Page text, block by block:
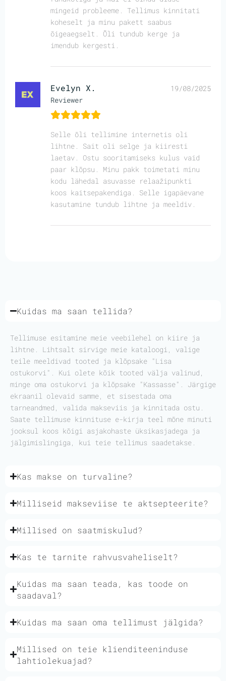
mingeid probleeme. Tellimus kinnitati
koheselt ja minu pakett saabus
õigeaegselt. Õli tundub kerge ja
imendub kergesti.
Evelyn X.
Reviewer
19/08/2025
Selle õli tellimine internetis oli
lihtne. Sait oli selge ja kiiresti
laetav. Ostu sooritamiseks kulus vaid
paar klõpsu. Minu pakk toimetati minu
kodu lähedal asuvasse relaažipunkti
koos kaitsepakendiga. Selle igapäevane
kasutamine tundub lihtne ja meeldiv.
Kuidas ma saan tellida?
Tellimuse esitamine meie veebilehel on kiire ja
lihtne. Lihtsalt sirvige meie kataloogi, valige
teile meeldivad tooted ja klõpsake "Lisa
ostukorvi". Kui olete kõik tooted välja valinud,
minge oma ostukorvi ja klõpsake "Kassasse". Järgige
ekraanil olevaid samme, et sisestada oma
tarneandmed, valida makseviis ja kinnitada ostu.
Saate tellimuse kinnituse e-kirja teel mõne minuti
jooksul koos kõigi asjakohaste üksikasjadega ja
jälgimislingiga, kui teie tellimus saadetakse.
Kas makse on turvaline?
Milliseid makseviise te aktsepteerite?
Millised on saatmiskulud?
Kas te tarnite rahvusvaheliselt?
Kuidas ma saan teada, kas toode on
saadaval?
Kuidas ma saan oma tellimust jälgida?
Millised on teie klienditeeninduse
lahtiolekuajad?